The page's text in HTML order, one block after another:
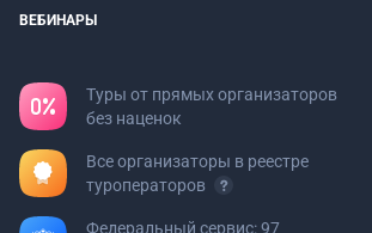
ВЕБИНАРЫ
Туры от прямых организаторов
без наценок
Все организаторы в реестре
туроператоров
Федеральный сервис: 97